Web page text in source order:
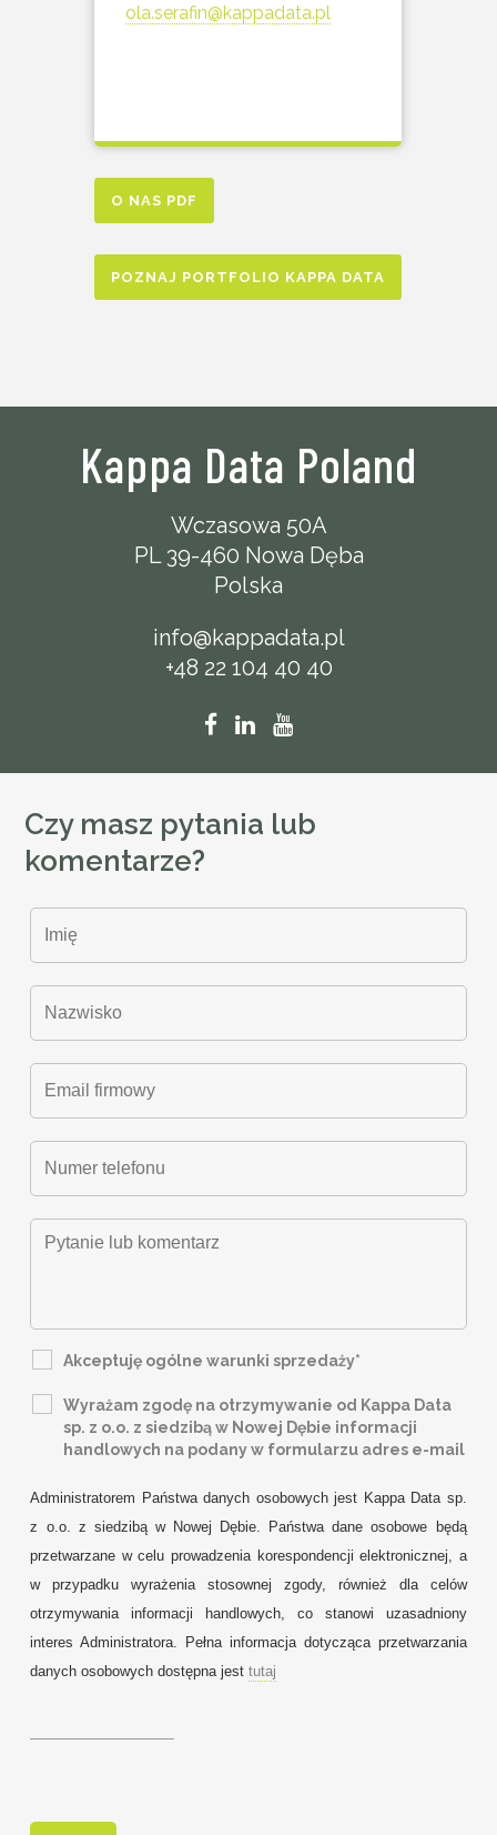
ola.serafin@kappadata.pl
O NAS PDF
POZNAJ PORTFOLIO KAPPA DATA
Kappa Data Poland
Wczasowa 50A
PL 39-460 Nowa Dęba
Polska
info@kappadata.pl
+48 22 104 40 40
Czy masz pytania lub
komentarze?
Akceptuję ogólne warunki sprzedaży*
Wyrażam zgodę na otrzymywanie od Kappa Data
sp. z o.o. z siedzibą w Nowej Dębie informacji
handlowych na podany w formularzu adres e-mail
Administratorem Państwa danych osobowych jest Kappa Data sp.
z o.o. z siedzibą w Nowej Dębie. Państwa dane osobowe będą
przetwarzane w celu prowadzenia korespondencji elektronicznej, a
w przypadku wyrażenia stosownej zgody, również dla celów
otrzymywania informacji handlowych, co stanowi uzasadniony
interes Administratora. Pełna informacja dotycząca przetwarzania
danych osobowych dostępna jesttutaj